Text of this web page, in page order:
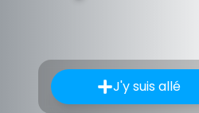
J'y suis allé